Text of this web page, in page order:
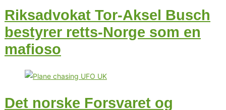
Riksadvokat Tor-Aksel Busch
bestyrer retts-Norge som en
mafioso
Det norske Forsvaret og